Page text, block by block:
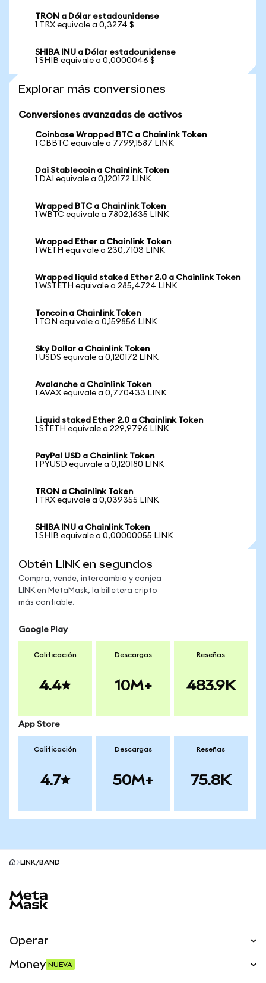
TRON a Dólar estadounidense
1 TRX equivale a 0,3274 $
SHIBA INU a Dólar estadounidense
1 SHIB equivale a 0,0000046 $
Explorar más conversiones
Conversiones avanzadas de activos
Coinbase Wrapped BTC a Chainlink Token
1 CBBTC equivale a 7799,1587 LINK
Dai Stablecoin a Chainlink Token
1 DAI equivale a 0,120172 LINK
Wrapped BTC a Chainlink Token
1 WBTC equivale a 7802,1635 LINK
Wrapped Ether a Chainlink Token
1 WETH equivale a 230,7103 LINK
Wrapped liquid staked Ether 2.0 a Chainlink Token
1 WSTETH equivale a 285,4724 LINK
Toncoin a Chainlink Token
1 TON equivale a 0,159856 LINK
Sky Dollar a Chainlink Token
1 USDS equivale a 0,120172 LINK
Avalanche a Chainlink Token
1 AVAX equivale a 0,770433 LINK
Liquid staked Ether 2.0 a Chainlink Token
1 STETH equivale a 229,9796 LINK
PayPal USD a Chainlink Token
1 PYUSD equivale a 0,120180 LINK
TRON a Chainlink Token
1 TRX equivale a 0,039355 LINK
SHIBA INU a Chainlink Token
1 SHIB equivale a 0,00000055 LINK
Obtén LINK en segundos
Compra, vende, intercambia y canjea
LINK en MetaMask, la billetera cripto
más confiable.
Google Play
Calificación
4.4
Descargas
10M+
Reseñas
483.9K
App Store
Calificación
4.7
Descargas
50M+
Reseñas
75.8K
LINK/BAND
Operar
Money NUEVA